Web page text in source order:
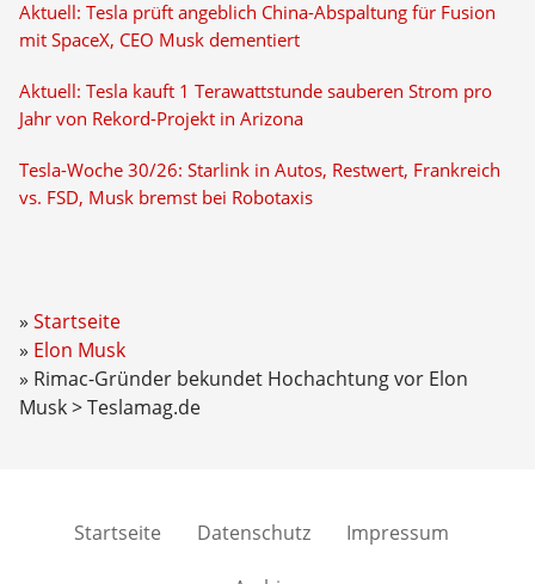
Aktuell: Tesla prüft angeblich China-Abspaltung für Fusion
mit SpaceX, CEO Musk dementiert
Aktuell: Tesla kauft 1 Terawattstunde sauberen Strom pro
Jahr von Rekord-Projekt in Arizona
Tesla-Woche 30/26: Starlink in Autos, Restwert, Frankreich
vs. FSD, Musk bremst bei Robotaxis
Startseite
Elon Musk
Rimac-Gründer bekundet Hochachtung vor Elon
Musk > Teslamag.de
Startseite Datenschutz Impressum